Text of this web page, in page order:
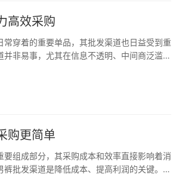
高效采购
穿着的重要单品，其批发渠道也日益受到重
非易事，尤其在信息不透明、中间商泛滥的
购更简单
组成部分，其采购成本和效率直接影响着消
批发渠道是降低成本、提高利润的关键。而